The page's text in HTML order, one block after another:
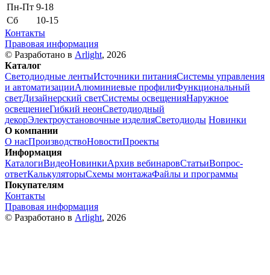
Пн-Пт 9-18
Сб
10-15
Контакты
Правовая информация
© Разработано в Arlight, 2026
Каталог
Светодиодные лентыИсточники питанияСистемы управления
и автоматизацииАлюминиевые профилиФункциональный
светДизайнерский светСистемы освещенияНаружное
освещениеГибкий неонСветодиодный
декорЭлектроустановочные изделияСветодиоды Новинки
О компании
О насПроизводствоНовостиПроекты
Информация
КаталогиВидеоНовинкиАрхив вебинаровСтатьиВопрос-
ответКалькуляторыСхемы монтажаФайлы и программы
Покупателям
Контакты
Правовая информация
© Разработано в Arlight, 2026